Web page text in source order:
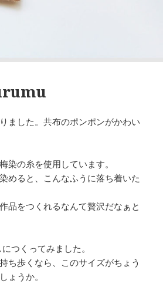
ました。共布のポンポンがかわい
染の糸を使用しています。
めると、こんなふうに落ち着いた
品をつくれるなんて贅沢だなぁと
つくってみました。
ち歩くなら、このサイズがちょう
ょうか。